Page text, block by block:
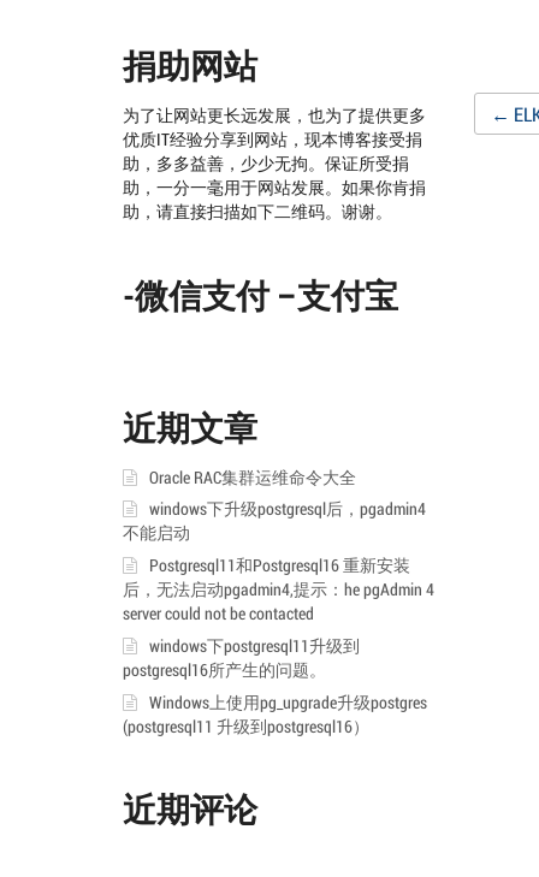
←
捐助网站
为了让网站更长远发展，也为了提供更多
优质IT经验分享到网站，现本博客接受捐
助，多多益善，少少无拘。保证所受捐
助，一分一毫用于网站发展。如果你肯捐
助，请直接扫描如下二维码。谢谢。
-微信支付 –支付宝
近期文章
Oracle RAC集群运维命令大全
windows下升级postgresql后，pgadmin4
不能启动
Postgresql11和Postgresql16 重新安装
后，无法启动pgadmin4,提示：he pgAdmin 4
server could not be contacted
windows下postgresql11升级到
postgresql16所产生的问题。
Windows上使用pg_upgrade升级postgres
(postgresql11 升级到postgresql16）
近期评论